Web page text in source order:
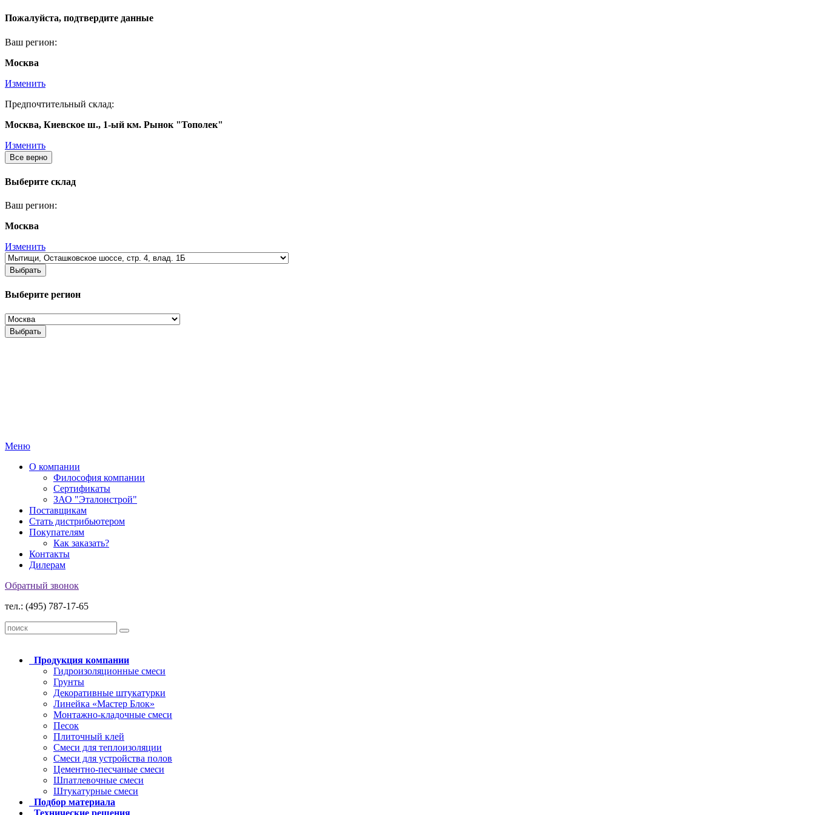
Пожалуйста, подтвердите данные
Ваш регион:
Москва
Изменить
Предпочтительный склад:
Москва, Киевское ш., 1-ый км. Рынок "Тополек"
Изменить
Все верно
Выберите склад
Ваш регион:
Москва
Изменить
Выбрать
Выберите регион
Выбрать
Меню
О компании
Философия компании
Сертификаты
ЗАО "Эталонстрой"
Поставщикам
Стать дистрибьютером
Покупателям
Как заказать?
Контакты
Дилерам
Обратный звонок
тел.: (495) 787-17-65
Продукция компании
Гидроизоляционные смеси
Грунты
Декоративные штукатурки
Линейка «Мастер Блок»
Монтажно-кладочные смеси
Песок
Плиточный клей
Смеси для теплоизоляции
Смеси для устройства полов
Цементно-песчаные смеси
Шпатлевочные смеси
Штукатурные смеси
Подбор материала
Технические решения